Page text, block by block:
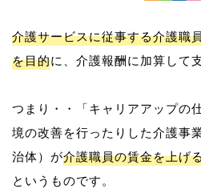
介護サービスに従事する介護職
を目的に、介護報酬に加算して
つまり・・「キャリアアップの
境の改善を行ったりした介護事
治体）が介護職員の賃金を上げ
というものです。